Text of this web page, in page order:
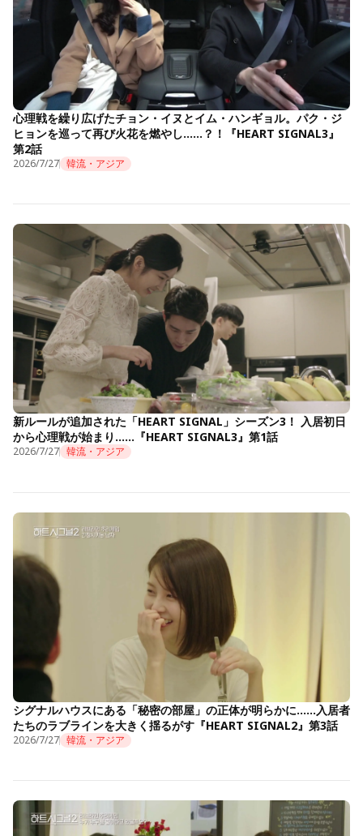
心理戦を繰り広げたチョン・イヌとイム・ハンギョル。パク・ジ
ヒョンを巡って再び火花を燃やし……？！『HEART SIGNAL3』
第2話
2026/7/27 韓流・アジア
新ルールが追加された「HEART SIGNAL」シーズン3！ 入居初日
から心理戦が始まり……『HEART SIGNAL3』第1話
2026/7/27 韓流・アジア
シグナルハウスにある「秘密の部屋」の正体が明らかに……入居者
たちのラブラインを大きく揺るがす『HEART SIGNAL2』第3話
2026/7/27 韓流・アジア